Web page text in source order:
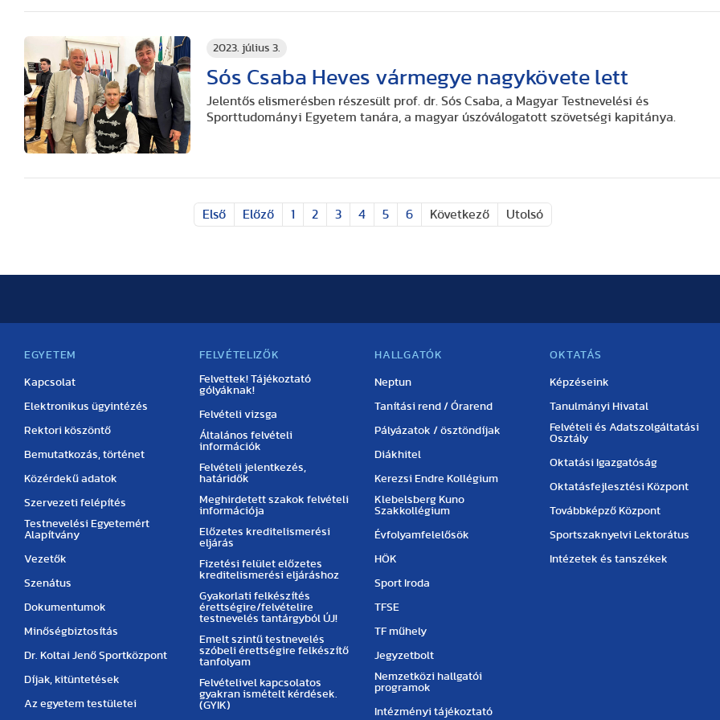
2023. július 3.
Sós Csaba Heves vármegye nagykövete lett
Jelentős elismerésben részesült prof. dr. Sós Csaba, a Magyar Testnevelési és
Sporttudományi Egyetem tanára, a magyar úszóválogatott szövetségi kapitánya.
Első Előző 1 2 3 4 5 6 Következő Utolsó
EGYETEM
Kapcsolat
Elektronikus ügyintézés
Rektori köszöntő
Bemutatkozás, történet
Közérdekű adatok
Szervezeti felépítés
Testnevelési Egyetemért
Alapítvány
Vezetők
Szenátus
Dokumentumok
Minőségbiztosítás
Dr. Koltai Jenő Sportközpont
Díjak, kitüntetések
Az egyetem testületei
FELVÉTELIZŐK
Felvettek! Tájékoztató
gólyáknak!
Felvételi vizsga
Általános felvételi
információk
Felvételi jelentkezés,
határidők
Meghirdetett szakok felvételi
információja
Előzetes kreditelismerési
eljárás
Fizetési felület előzetes
kreditelismerési eljáráshoz
Gyakorlati felkészítés
érettségire/felvételire
testnevelés tantárgyból ÚJ!
Emelt szintű testnevelés
szóbeli érettségire felkészítő
tanfolyam
Felvételivel kapcsolatos
gyakran ismételt kérdések.
(GYIK)
HALLGATÓK
Neptun
Tanítási rend / Órarend
Pályázatok / ösztöndíjak
Diákhitel
Kerezsi Endre Kollégium
Klebelsberg Kuno
Szakkollégium
Évfolyamfelelősök
HÖK
Sport Iroda
TFSE
TF műhely
Jegyzetbolt
Nemzetközi hallgatói
programok
Intézményi tájékoztató
OKTATÁS
Képzéseink
Tanulmányi Hivatal
Felvételi és Adatszolgáltatási
Osztály
Oktatási Igazgatóság
Oktatásfejlesztési Központ
Továbbképző Központ
Sportszaknyelvi Lektorátus
Intézetek és tanszékek